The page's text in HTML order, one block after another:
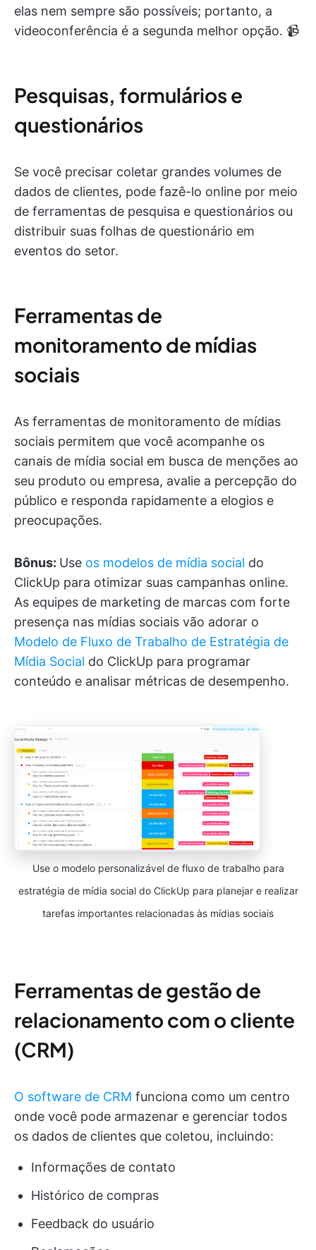
elas nem sempre são possíveis; portanto, a
videoconferência é a segunda melhor opção. 📹
Pesquisas, formulários e
questionários
Se você precisar coletar grandes volumes de
dados de clientes, pode fazê-lo online por meio
de ferramentas de pesquisa e questionários ou
distribuir suas folhas de questionário em
eventos do setor.
Ferramentas de
monitoramento de mídias
sociais
As ferramentas de monitoramento de mídias
sociais permitem que você acompanhe os
canais de mídia social em busca de menções ao
seu produto ou empresa, avalie a percepção do
público e responda rapidamente a elogios e
preocupações.
Bônus: Use os modelos de mídia social do
ClickUp para otimizar suas campanhas online.
As equipes de marketing de marcas com forte
presença nas mídias sociais vão adorar o
Modelo de Fluxo de Trabalho de Estratégia de
Mídia Social do ClickUp para programar
conteúdo e analisar métricas de desempenho.
Use o modelo personalizável de fluxo de trabalho para
estratégia de mídia social do ClickUp para planejar e realizar
tarefas importantes relacionadas às mídias sociais
Ferramentas de gestão de
relacionamento com o cliente
(CRM)
O software de CRM funciona como um centro
onde você pode armazenar e gerenciar todos
os dados de clientes que coletou, incluindo:
Informações de contato
Histórico de compras
Feedback do usuário